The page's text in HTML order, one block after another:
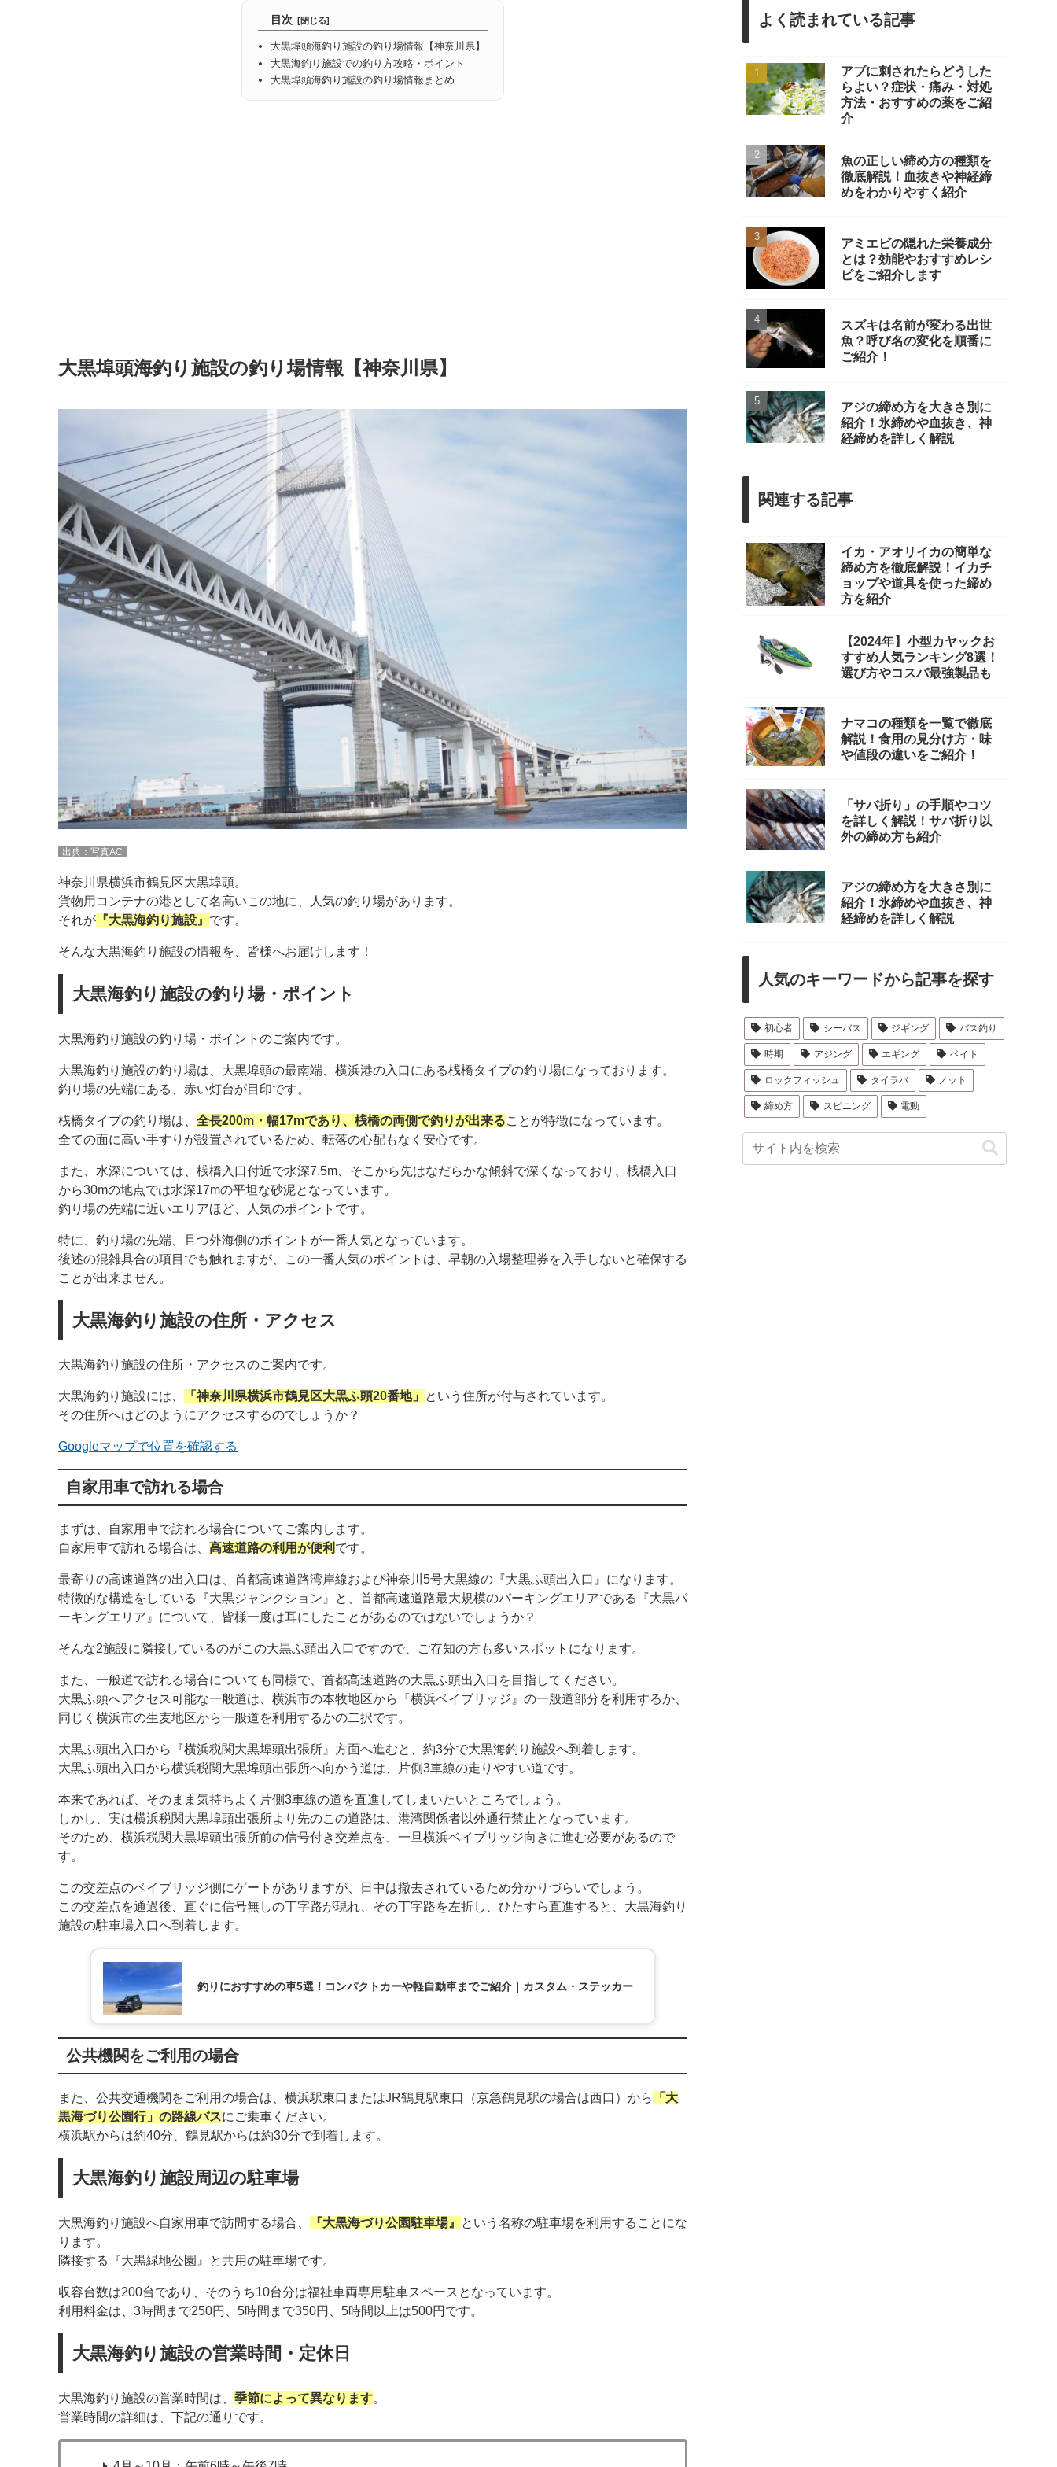
目次
大黒埠頭海釣り施設の釣り場情報【神奈川県】
大黒海釣り施設での釣り方攻略・ポイント
大黒埠頭海釣り施設の釣り場情報まとめ
大黒埠頭海釣り施設の釣り場情報【神奈川県】
出典：写真AC
神奈川県横浜市鶴見区大黒埠頭。
貨物用コンテナの港として名高いこの地に、人気の釣り場があります。
それが 『大黒海釣り施設』 です。
そんな大黒海釣り施設の情報を、皆様へお届けします！
大黒海釣り施設の釣り場・ポイント
大黒海釣り施設の釣り場・ポイントのご案内です。
大黒海釣り施設の釣り場は、大黒埠頭の最南端、横浜港の入口にある桟橋タイプの釣り場になっております。
釣り場の先端にある、赤い灯台が目印です。
桟橋タイプの釣り場は、 全長200m・幅17mであり、桟橋の両側で釣りが出来ることが特徴になっています。
全ての面に高い手すりが設置されているため、転落の心配もなく安心です。
また、水深については、桟橋入口付近で水深7.5m、そこから先はなだらかな傾斜で深くなっており、桟橋入口
から30mの地点では水深17mの平坦な砂泥となっています。
釣り場の先端に近いエリアほど、人気のポイントです。
特に、釣り場の先端、且つ外海側のポイントが一番人気となっています。
後述の混雑具合の項目でも触れますが、この一番人気のポイントは、早朝の入場整理券を入手しないと確保する
ことが出来ません。
大黒海釣り施設の住所・アクセス
大黒海釣り施設の住所・アクセスのご案内です。
大黒海釣り施設には、 「神奈川県横浜市鶴見区大黒ふ頭20番地」
という住所が付与されています。
その住所へはどのようにアクセスするのでしょうか？
Googleマップで位置を確認する
自家用車で訪れる場合
まずは、自家用車で訪れる場合についてご案内します。
自家用車で訪れる場合は、 高速道路の利用が便利 です。
最寄りの高速道路の出入口は、首都高速道路湾岸線および神奈川5号大黒線の『大黒ふ頭出入口』になります。
特徴的な構造をしている『大黒ジャンクション』と、首都高速道路最大規模のパーキングエリアである『大黒パ
ーキングエリア』について、皆様一度は耳にしたことがあるのではないでしょうか？
そんな2施設に隣接しているのがこの大黒ふ頭出入口ですので、ご存知の方も多いスポットになります。
また、一般道で訪れる場合についても同様で、首都高速道路の大黒ふ頭出入口を目指してください。
大黒ふ頭へアクセス可能な一般道は、横浜市の本牧地区から『横浜ベイブリッジ』の一般道部分を利用するか、
同じく横浜市の生麦地区から一般道を利用するかの二択です。
大黒ふ頭出入口から『横浜税関大黒埠頭出張所』方面へ進むと、約3分で大黒海釣り施設へ到着します。
大黒ふ頭出入口から横浜税関大黒埠頭出張所へ向かう道は、片側3車線の走りやすい道です。
本来であれば、そのまま気持ちよく片側3車線の道を直進してしまいたいところでしょう。
しかし、実は横浜税関大黒埠頭出張所より先のこの道路は、港湾関係者以外通行禁止となっています。
そのため、横浜税関大黒埠頭出張所前の信号付き交差点を、一旦横浜ベイブリッジ向きに進む必要があるので
す。
この交差点のベイブリッジ側にゲートがありますが、日中は撤去されているため分かりづらいでしょう。
この交差点を通過後、直ぐに信号無しの丁字路が現れ、その丁字路を左折し、ひたすら直進すると、大黒海釣り
施設の駐車場入口へ到着します。
釣りにおすすめの車5選！コンパクトカーや軽自動車までご紹介｜カスタム・ステッカー
公共機関をご利用の場合
また、公共交通機関をご利用の場合は、横浜駅東口またはJR鶴見駅東口（京急鶴見駅の場合は西口）から
「大
黒海づり公園行」の路線バスにご乗車ください。
横浜駅からは約40分、鶴見駅からは約30分で到着します。
大黒海釣り施設周辺の駐車場
大黒海釣り施設へ自家用車で訪問する場合、 『大黒海づり公園駐車場』
という名称の駐車場を利用することにな
ります。
隣接する『大黒緑地公園』と共用の駐車場です。
収容台数は200台であり、そのうち10台分は福祉車両専用駐車スペースとなっています。
利用料金は、3時間まで250円、5時間まで350円、5時間以上は500円です。
大黒海釣り施設の営業時間・定休日
大黒海釣り施設の営業時間は、 季節によって異なります。
営業時間の詳細は、下記の通りです。
よく読まれている記事
アブに刺されたらどうした
らよい？症状・痛み・対処
方法・おすすめの薬をご紹
介
魚の正しい締め方の種類を
徹底解説！血抜きや神経締
めをわかりやすく紹介
アミエビの隠れた栄養成分
とは？効能やおすすめレシ
ピをご紹介します
スズキは名前が変わる出世
魚？呼び名の変化を順番に
ご紹介！
アジの締め方を大きさ別に
紹介！氷締めや血抜き、神
経締めを詳しく解説
関連する記事
イカ・アオリイカの簡単な
締め方を徹底解説！イカチ
ョップや道具を使った締め
方を紹介
【2024年】小型カヤックお
すすめ人気ランキング8選！
選び方やコスパ最強製品も
ナマコの種類を一覧で徹底
解説！食用の見分け方・味
や値段の違いをご紹介！
「サバ折り」の手順やコツ
を詳しく解説！サバ折り以
外の締め方も紹介
アジの締め方を大きさ別に
紹介！氷締めや血抜き、神
経締めを詳しく解説
人気のキーワードから記事を探す
初心者 シーバス ジギング バス釣り
時期 アジング エギング ベイト
ロックフィッシュ タイラバ ノット
締め方 スピニング 電動